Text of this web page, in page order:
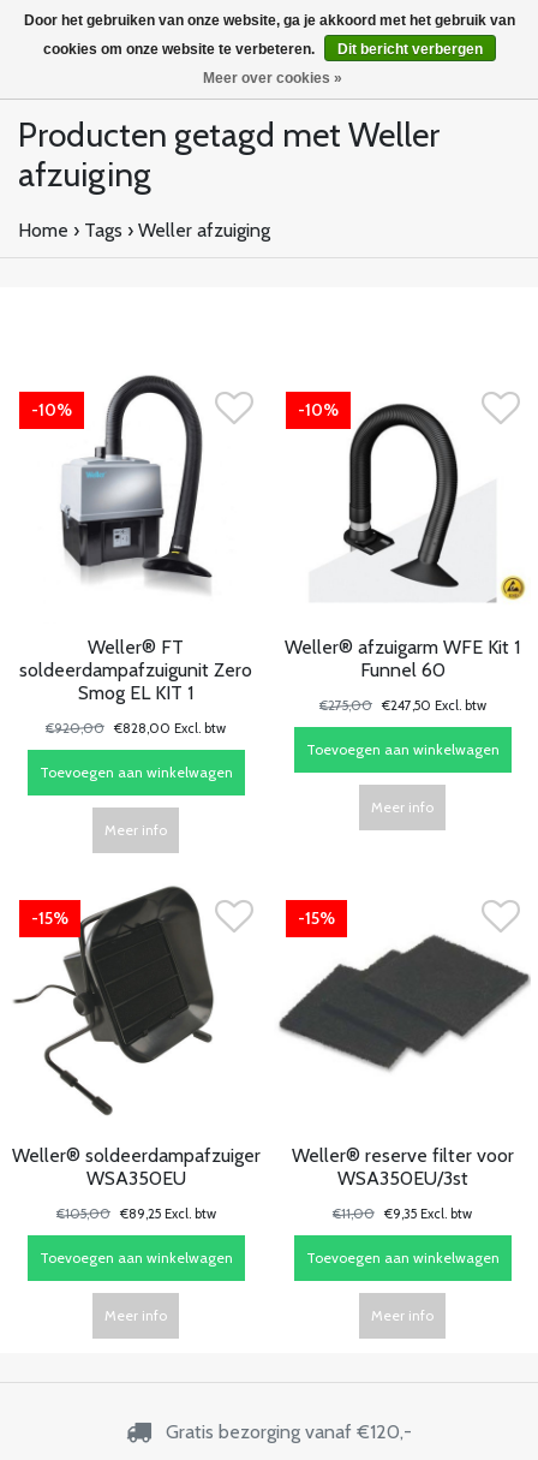
Producten getagd met Weller
afzuiging
Home › Tags › Weller afzuiging
-10%
Weller® FT
soldeerdampafzuigunit Zero
Smog EL KIT 1
€920,00 €828,00 Excl. btw
Toevoegen aan winkelwagen
Meer info
-10%
Weller® afzuigarm WFE Kit 1
Funnel 60
€275,00 €247,50 Excl. btw
Toevoegen aan winkelwagen
Meer info
-15%
Weller® soldeerdampafzuiger
WSA350EU
€105,00 €89,25 Excl. btw
Toevoegen aan winkelwagen
Meer info
-15%
Weller® reserve filter voor
WSA350EU/3st
€11,00 €9,35 Excl. btw
Toevoegen aan winkelwagen
Meer info
Gratis bezorging vanaf €120,-
Door het gebruiken van onze website, ga je akkoord met het gebruik van
cookies om onze website te verbeteren.
Dit bericht verbergen
Meer over cookies »